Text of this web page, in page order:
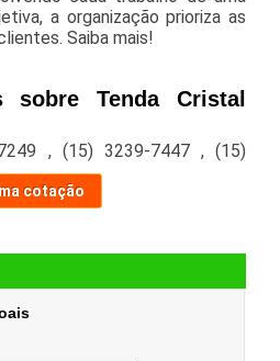
a organização prioriza as
Saiba mais!
sobre Tenda Cristal
, (15) 3239-7447 ,(15)
cotação